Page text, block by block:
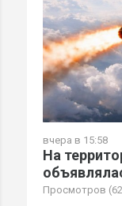
вчера в 15:58
На
Просмотров